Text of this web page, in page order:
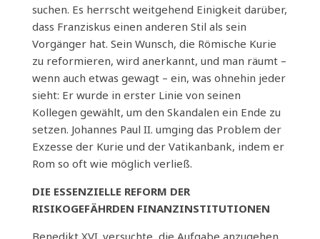
suchen. Es herrscht weitgehend Einigkeit darüber,
dass Franziskus einen anderen Stil als sein
Vorgänger hat. Sein Wunsch, die Römische Kurie
zu reformieren, wird anerkannt, und man räumt –
wenn auch etwas gewagt – ein, was ohnehin jeder
sieht: Er wurde in erster Linie von seinen
Kollegen gewählt, um den Skandalen ein Ende zu
setzen. Johannes Paul II. umging das Problem der
Exzesse der Kurie und der Vatikanbank, indem er
Rom so oft wie möglich verließ.
DIE ESSENZIELLE REFORM DER
RISIKOGEFÄHRDEN FINANZINSTITUTIONEN
Benedikt XVI. versuchte, die Aufgabe anzugehen,